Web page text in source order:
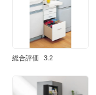
総合評価 3.2